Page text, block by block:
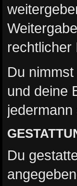
rechtlicher
Du
und deine
Du